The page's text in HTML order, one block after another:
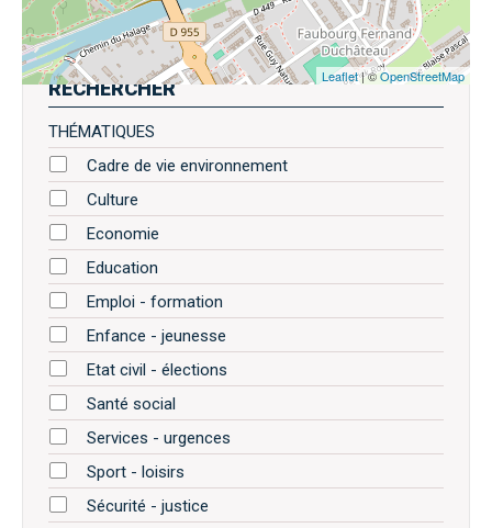
Leaflet| ©OpenStreetMap
RECHERCHER
THÉMATIQUES
Cadre de vie environnement
Culture
Economie
Education
Emploi - formation
Enfance - jeunesse
Etat civil - élections
Santé social
Services - urgences
Sport - loisirs
Sécurité - justice